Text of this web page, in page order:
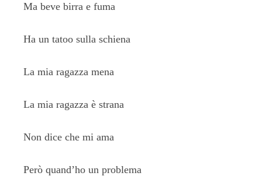
Ma beve birra e fuma
Ha un tatoo sulla schiena
La mia ragazza mena
La mia ragazza è strana
Non dice che mi ama
Però quand’ho un problema